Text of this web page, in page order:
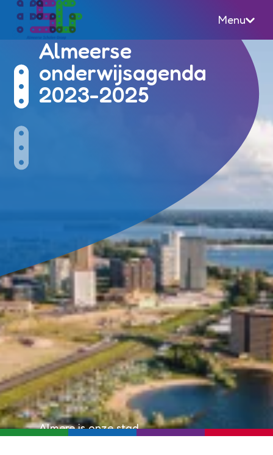
Almeerse Scholen Groep (ASG)
Menu
Almeerse
onderwijsagenda
2023-2025
Almere is onze stad